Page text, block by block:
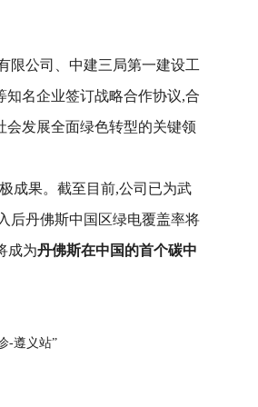
限公司、中建三局第一建设工
名企业签订战略合作协议,合
发展全面绿色转型的关键领
成果。截至目前,公司已为武
后丹佛斯中国区绿电覆盖率将
成为丹佛斯在中国的首个碳中
-遵义站”